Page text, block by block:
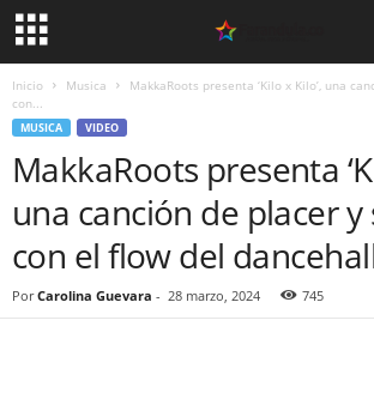
Inicio Musica
MakkaRoots presenta ‘Kilo x Kilo’, una
con...
MUSICA VIDEO
MakkaRoots presenta
una canción de placer y
con el flow del
Por Carolina Guevara - 28 marzo, 2024 745